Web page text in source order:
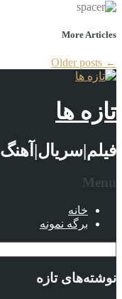
More Articles
←
تازه ها
فیلم|سریال|آهنگ
Menu
خانه
برگه نمونه
نوشته‌های تازه